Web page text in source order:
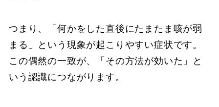
つまり、「何かをした直後にたまたま咳が弱
まる」という現象が起こりやすい症状です。
この偶然の一致が、「その方法が効いた」と
いう認識につながります。